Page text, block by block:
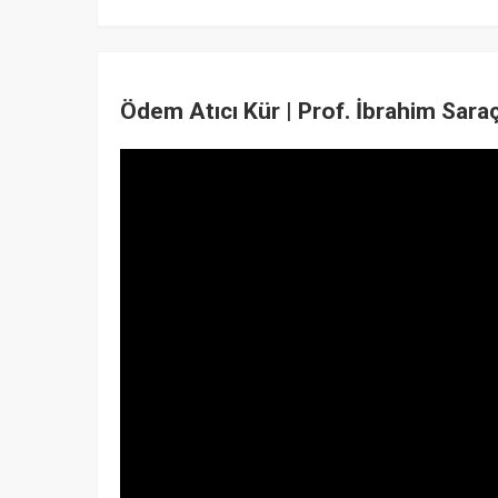
Ödem Atıcı Kür | Prof. İbrahim